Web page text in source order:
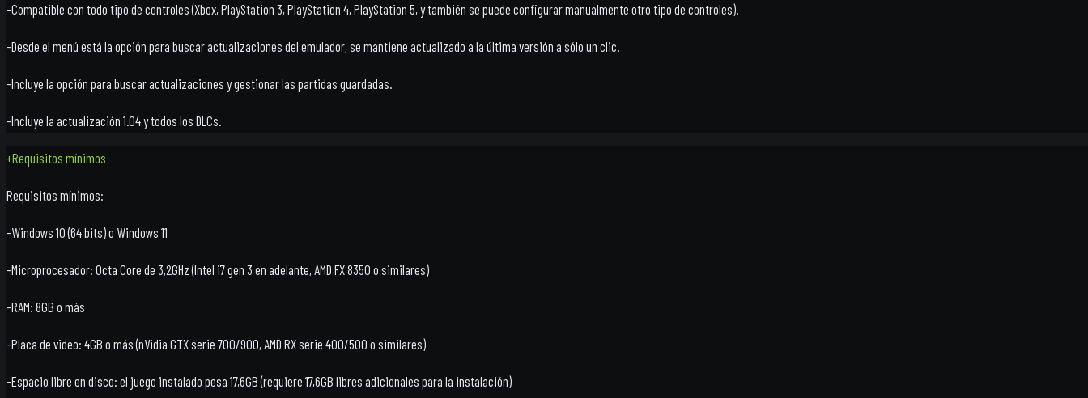
-Compatible con todo tipo de controles (Xbox, PlayStation 3, PlayStation 4, PlayStation 5, y también se puede configurar manualmente otro tipo de controles).
-Desde el menú está la opción para buscar actualizaciones del emulador, se mantiene actualizado a la última versión a sólo un clic.
-Incluye la opción para buscar actualizaciones y gestionar las partidas guardadas.
-Incluye la actualización 1.04 y todos los DLCs.
+Requisitos mínimos
Requisitos mínimos:
-Windows 10 (64 bits) o Windows 11
-Microprocesador: Octa Core de 3,2GHz (Intel i7 gen 3 en adelante, AMD FX 8350 o similares)
-RAM: 8GB o más
-Placa de video: 4GB o más (nVidia GTX serie 700/900, AMD RX serie 400/500 o similares)
-Espacio libre en disco: el juego instalado pesa 17,6GB (requiere 17,6GB libres adicionales para la instalación)